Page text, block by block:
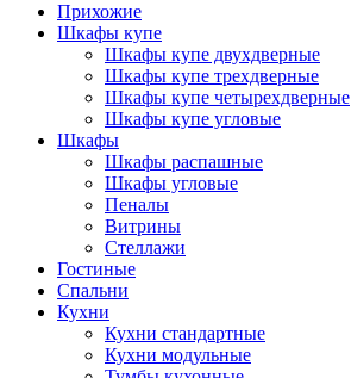
Прихожие
Шкафы купе
Шкафы купе двухдверные
Шкафы купе трехдверные
Шкафы купе четырехдверные
Шкафы купе угловые
Шкафы
Шкафы распашные
Шкафы угловые
Пеналы
Витрины
Стеллажи
Гостиные
Спальни
Кухни
Кухни стандартные
Кухни модульные